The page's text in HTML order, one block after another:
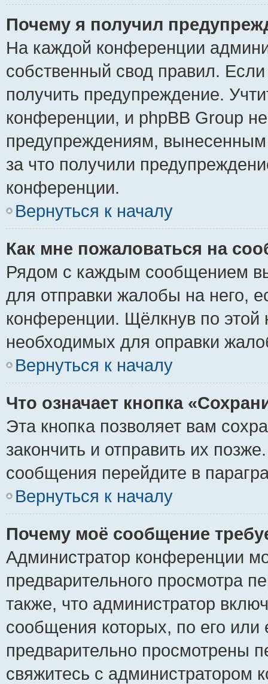
Почему я получил
На каждой конференции
собственный свод правил.
получить предупреждение.
конференции, и phpBB Group
предупреждениям,
за что получили
конференции.
Вернуться к началу
Как мне пожаловаться на
Рядом с каждым сообщением
для отправки жалобы на него,
конференции. Щёлкнув по этой
необходимых для оправки
Вернуться к началу
Что означает кнопка
Эта кнопка позволяет вам
закончить и отправить их
сообщения перейдите в
Вернуться к началу
Почему моё сообщение
Администратор конференции
предварительного просмотра
также, что администратор
сообщения которых, по его
предварительно просмотрены
свяжитесь с администратором